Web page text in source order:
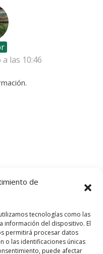
de
tecnologías como las
información del dispositivo. El
permitirá procesar datos
o las identificaciones únicas
puede afectar
las 10:46